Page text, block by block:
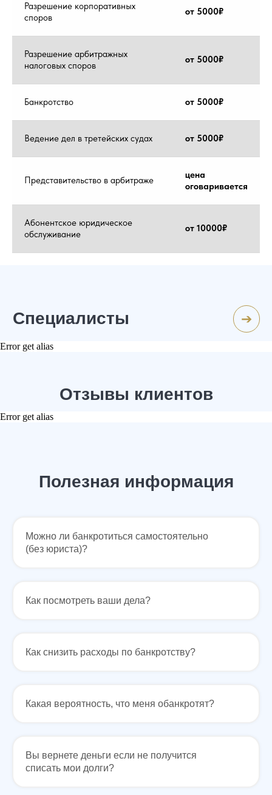
Разрешение корпоративных
споров
от 5000₽
Разрешение арбитражных
налоговых споров
от 5000₽
Банкротство от 5000₽
Ведение дел в третейских судах от 5000₽
Представительство в арбитраже
цена
оговаривается
Абонентское юридическое
обслуживание
от 10000₽
Error get alias
Error get alias
Можно ли банкротиться самостоятельно
(без юриста)?
Как посмотреть ваши дела?
Как снизить расходы по банкротству?
Какая вероятность, что меня обанкротят?
Вы вернете деньги если не получится
списать мои долги?